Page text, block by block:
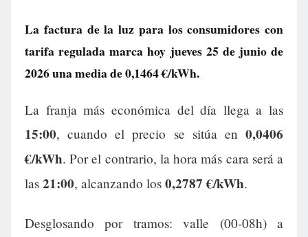
La factura de la luz para los consumidores con
tarifa regulada marca hoy jueves 25 de junio de
2026 una media de0,1464 €/kWh.
La franja más económica del día llega a las
15:00, cuando el precio se sitúa en 0,0406
€/kWh. Por el contrario, la hora más cara será a
las 21:00, alcanzando los 0,2787 €/kWh.
Desglosando por tramos: valle (00-08h) a